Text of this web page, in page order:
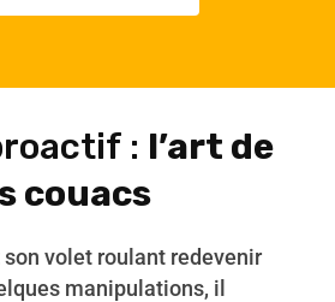
: l’art de
couacs
volet roulant redevenir
manipulations, il